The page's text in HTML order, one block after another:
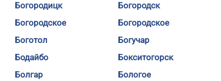
Богородицк
Богородск
Богородское
Богородское
Боготол
Богучар
Бодайбо
Бокситогорск
Болгар
Бологое